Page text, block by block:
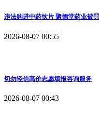
违法购进中药饮片 聚德堂药业被
2026-08-07 00:55
切勿轻信高价志愿填报咨询服务
2026-08-07 00:43